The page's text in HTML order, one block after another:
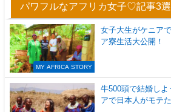
パワフルなアフリカ女子♡記事3選
MY AFRICA STORY
女子大生がケニア
ア寮生活大公開！
牛500頭で結婚しよ
アで日本人がモテ